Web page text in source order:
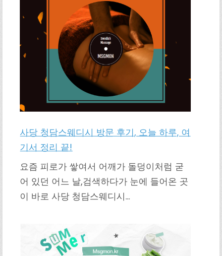
사당 청담스웨디시 방문 후기, 오늘 하루, 여
기서 정리 끝!
요즘 피로가 쌓여서 어깨가 돌덩이처럼 굳
어 있던 어느 날,검색하다가 눈에 들어온 곳
이 바로 사당 청담스웨디시…